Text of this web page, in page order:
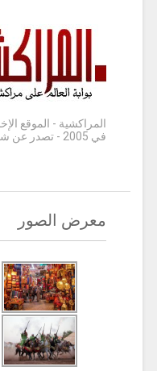
المراكشية - الموقع
في 2005 - تصدر عن شركة IMAR MED-SARL
معرض الصور